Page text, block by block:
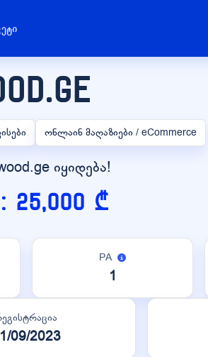
ონლაინ მაღაზიები / eCommerce
იყიდება!
25,000 ₾
PA
1
09/2023